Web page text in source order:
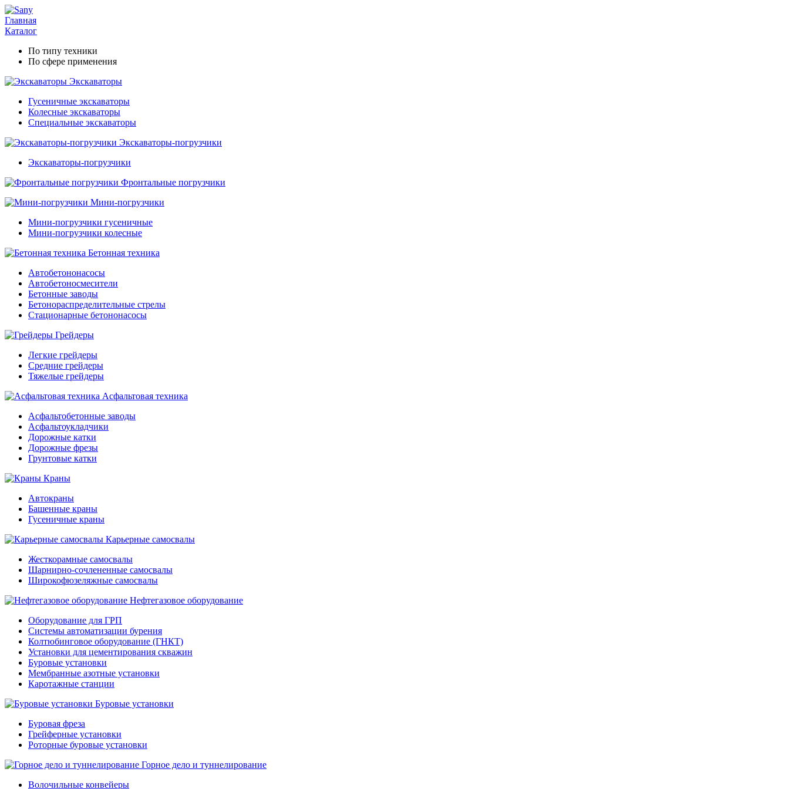
Главная
Каталог
По типу техники
По сфере применения
Экскаваторы
Гусеничные экскаваторы
Колесные экскаваторы
Специальные экскаваторы
Экскаваторы-погрузчики
Экскаваторы-погрузчики
Фронтальные погрузчики
Мини-погрузчики
Мини-погрузчики гусеничные
Мини-погрузчики колесные
Бетонная техника
Автобетононасосы
Автобетоносмесители
Бетонные заводы
Бетонораспределительные стрелы
Стационарные бетононасосы
Грейдеры
Легкие грейдеры
Средние грейдеры
Тяжелые грейдеры
Асфальтовая техника
Асфальтобетонные заводы
Асфальтоукладчики
Дорожные катки
Дорожные фрезы
Грунтовые катки
Краны
Автокраны
Башенные краны
Гусеничные краны
Карьерные самосвалы
Жесткорамные самосвалы
Шарнирно-сочлененные самосвалы
Широкофюзеляжные самосвалы
Нефтегазовое оборудование
Оборудование для ГРП
Системы автоматизации бурения
Колтюбинговое оборудование (ГНКТ)
Установки для цементирования скважин
Буровые установки
Мембранные азотные установки
Каротажные станции
Буровые установки
Буровая фреза
Грейферные установки
Роторные буровые установки
Горное дело и туннелирование
Волочильные конвейеры